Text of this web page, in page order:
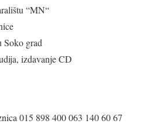
“MN“
Soko grad
izdavanje CD
015 898 400 063 140 60 67